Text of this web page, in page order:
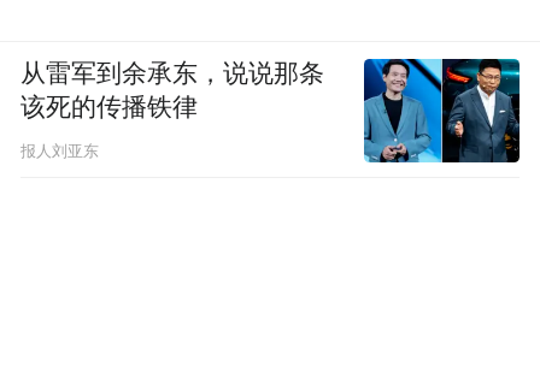
从雷军到余承东，说说那条
该死的传播铁律
报人刘亚东